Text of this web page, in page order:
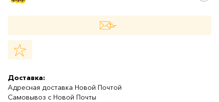
Доставка:
Адресная доставка Новой Почтой
Самовывоз с Новой Почты